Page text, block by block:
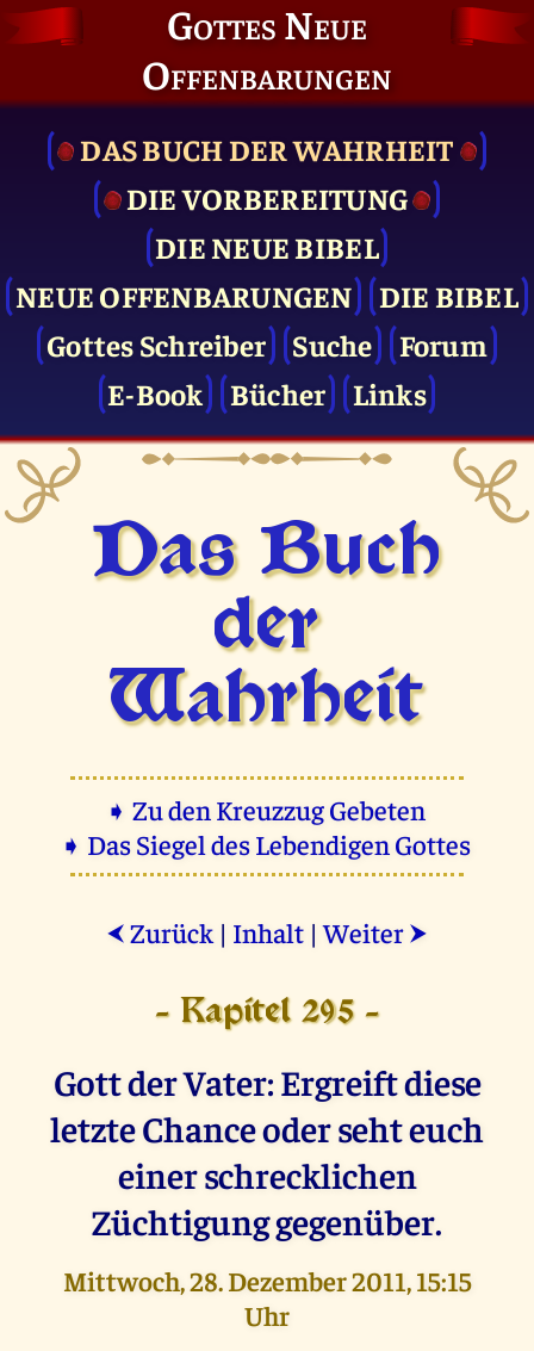
Gottes Neue
Offenbarungen
DAS BUCH DER WAHRHEIT
DIE VOR­BEREITUNG
DIE NEUE BIBEL
NEUE OFFENBARUNGEN
DIE BIBEL
Gottes Schreiber
Suche
Forum
E-Book
Bücher Links
Das Buch
der
Wahrheit
➧ Zu den Kreuzzug Gebeten
➧ Das Siegel des Lebendigen Gottes
⮜ Zurück | Inhalt |Weiter ⮞
- Kapitel 295 -
Gott der Vater: Ergreift diese
letzte Chance oder seht euch
einer schrecklichen
Züchtigung gegenüber.
Mittwoch, 28. Dezember 2011, 15:15
Uhr